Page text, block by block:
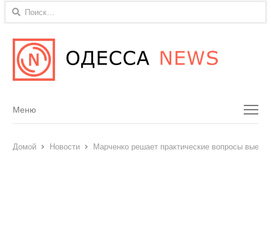
Найти:
Menu
Меню
Домой Новости Марченко решает практические вопросы